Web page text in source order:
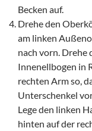
Becken auf.
Drehe den
am linken
nach vorn. Drehe
Innenellbogen in
rechten Arm so,
Unterschenkel
Lege den linken
hinten auf der